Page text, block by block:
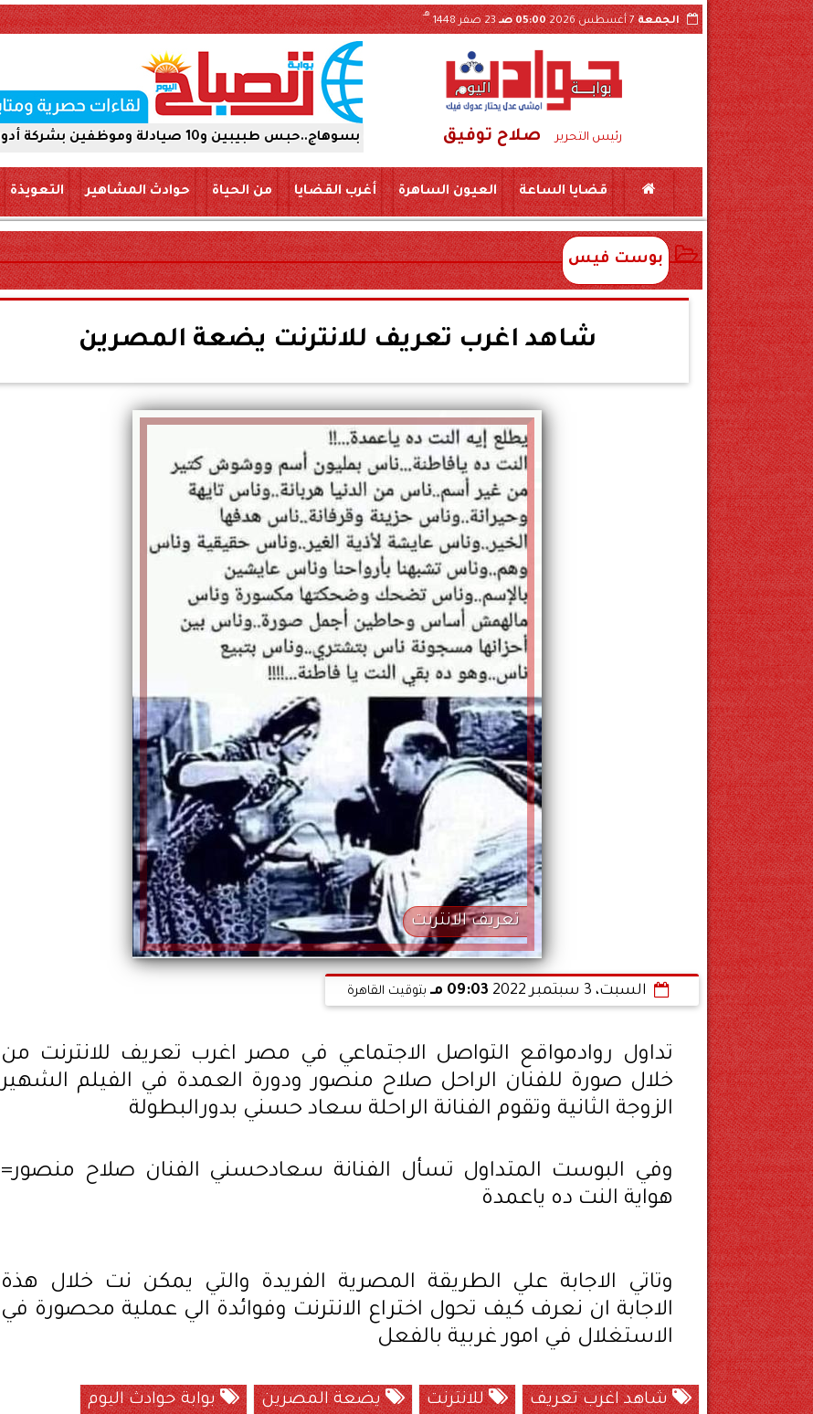
الجمعة7 أغسطس 2026 05:00 صـ 23 صفر 1448
هـ
رئيس التحرير صلاح توفيق
سقوط شبكة تصنيع مواد مخدرة بسوهاج..حبس طبيبين و10 صيادلة وموظفين بشركة أدوية 15 يومًا على ذمة التحقيقات بجرجا
قضايا الساعة العيون الساهرة أغرب القضايا من الحياة حوادث المشاهير التعويذة
بوست فيس
شاهد اغرب تعريف للانترنت يضعة المصرين
تعريف الانترنت
السبت، 3 سبتمبر 2022 09:03 مـ بتوقيت القاهرة
تداول روادمواقع التواصل الاجتماعي في مصر اغرب تعريف للانترنت من
خلال صورة للفنان الراحل صلاح منصور ودورة العمدة في الفيلم الشهير
الزوجة الثانية وتقوم الفنانة الراحلة سعاد حسني بدورالبطولة
وفي البوست المتداول تسأل الفنانة سعادحسني الفنان صلاح منصور=
هواية النت ده ياعمدة
وتاتي الاجابة علي الطريقة المصرية الفريدة والتي يمكن نت خلال هذة
الاجابة ان نعرف كيف تحول اختراع الانترنت وفوائدة الي عملية محصورة في
الاستغلال في امور غربية بالفعل
شاهد اغرب تعريف للانترنت يضعة المصرين بوابة حوادث اليوم